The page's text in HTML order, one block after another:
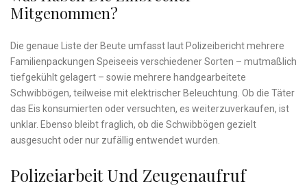
Mitgenommen?
Die genaue Liste der Beute umfasst laut Polizeibericht mehrere
Familienpackungen Speiseeis verschiedener Sorten – mutmaßlich
tiefgekühlt gelagert – sowie mehrere handgearbeitete
Schwibbögen, teilweise mit elektrischer Beleuchtung. Ob die Täter
das Eis konsumierten oder versuchten, es weiterzuverkaufen, ist
unklar. Ebenso bleibt fraglich, ob die Schwibbögen gezielt
ausgesucht oder nur zufällig entwendet wurden.
Polizeiarbeit Und Zeugenaufruf